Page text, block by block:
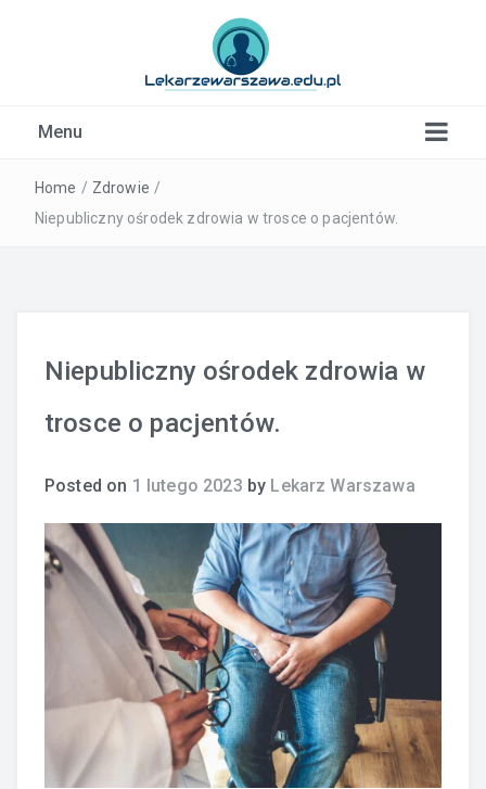
Menu
Home / Zdrowie /
Niepubliczny ośrodek zdrowia w trosce o pacjentów.
Niepubliczny ośrodek zdrowia w
trosce o pacjentów.
Posted on 1 lutego 2023 by Lekarz Warszawa